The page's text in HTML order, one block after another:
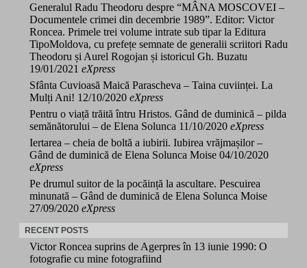
Generalul Radu Theodoru despre “MÂNA MOSCOVEI –
Documentele crimei din decembrie 1989”. Editor: Victor
Roncea. Primele trei volume intrate sub tipar la Editura
TipoMoldova, cu prefețe semnate de generalii scriitori Radu
Theodoru și Aurel Rogojan și istoricul Gh. Buzatu
19/01/2021 eXpress
Sfânta Cuvioasă Maică Parascheva – Taina cuviinței. La
Mulți Ani! 12/10/2020 eXpress
Pentru o viață trăită întru Hristos. Gând de duminică – pilda
semănătorului – de Elena Solunca 11/10/2020 eXpress
Iertarea – cheia de boltă a iubirii. Iubirea vrăjmașilor –
Gând de duminică de Elena Solunca Moise 04/10/2020
eXpress
Pe drumul suitor de la pocăință la ascultare. Pescuirea
minunată – Gând de duminică de Elena Solunca Moise
27/09/2020 eXpress
RECENT POSTS
Victor Roncea suprins de Agerpres în 13 iunie 1990: O
fotografie cu mine fotografiind